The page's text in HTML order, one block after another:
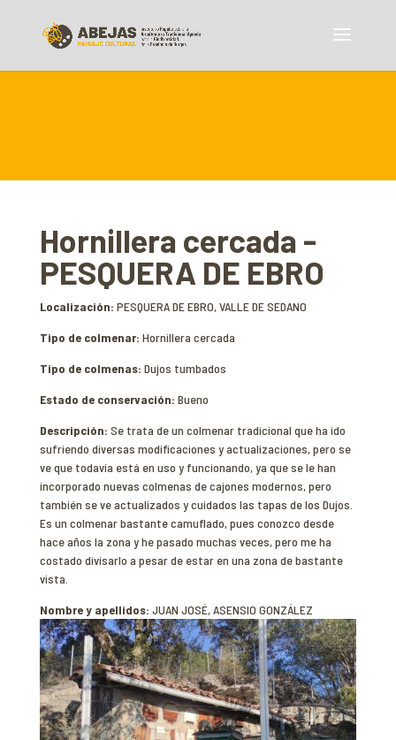
Hornillera cercada -
PESQUERA DE EBRO
Localización: PESQUERA DE EBRO, VALLE DE SEDANO
Tipo de colmenar: Hornillera cercada
Tipo de colmenas: Dujos tumbados
Estado de conservación: Bueno
Descripción: Se trata de un colmenar tradicional que ha ido
sufriendo diversas modificaciones y actualizaciones, pero se
ve que todavía está en uso y funcionando, ya que se le han
incorporado nuevas colmenas de cajones modernos, pero
también se ve actualizados y cuidados las tapas de los Dujos.
Es un colmenar bastante camuflado, pues conozco desde
hace años la zona y he pasado muchas veces, pero me ha
costado divisarlo a pesar de estar en una zona de bastante
vista.
Nombre y apellidos: JUAN JOSÉ, ASENSIO GONZÁLEZ